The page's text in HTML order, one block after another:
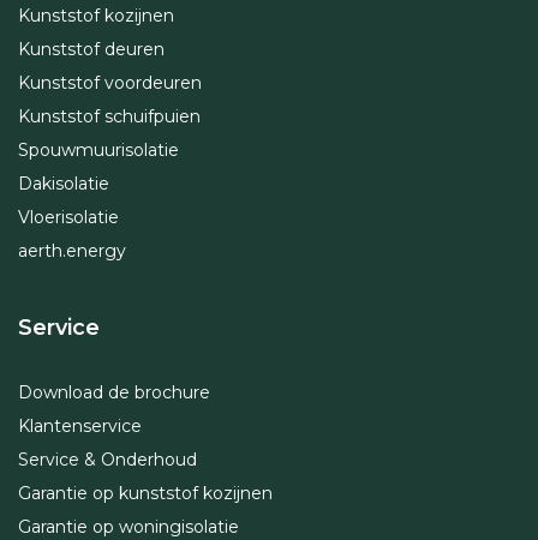
Kunststof kozijnen
Kunststof deuren
Kunststof voordeuren
Kunststof schuifpuien
Spouwmuurisolatie
Dakisolatie
Vloerisolatie
aerth.energy
Service
Download de brochure
Klantenservice
Service & Onderhoud
Garantie op kunststof kozijnen
Garantie op woningisolatie